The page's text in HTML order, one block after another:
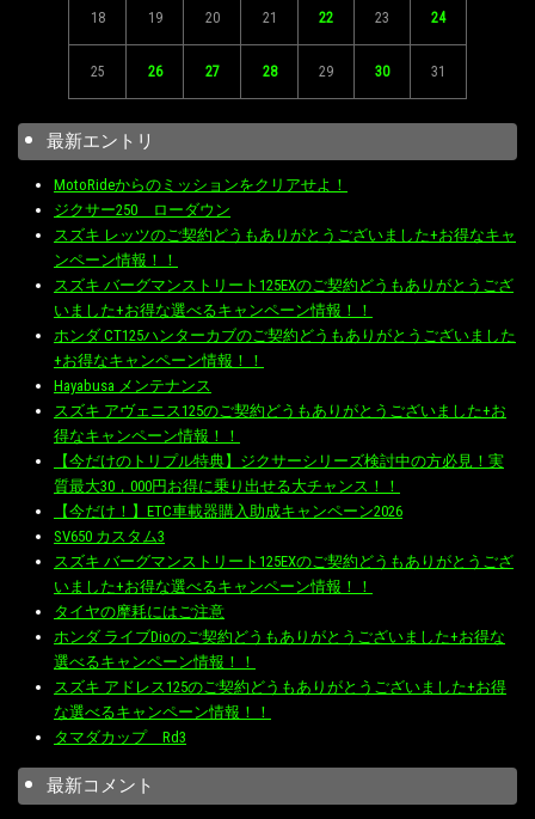
18 19 20 21 22 23 24
25 26 27 28 29 30 31
最新エントリ
MotoRideからのミッションをクリアせよ！
ジクサー250 ローダウン
スズキ レッツのご契約どうもありがとうございました+お得なキャ
ンペーン情報！！
スズキ バーグマンストリート125EXのご契約どうもありがとうござ
いました+お得な選べるキャンペーン情報！！
ホンダ CT125ハンターカブのご契約どうもありがとうございました
+お得なキャンペーン情報！！
Hayabusa メンテナンス
スズキ アヴェニス125のご契約どうもありがとうございました+お
得なキャンペーン情報！！
【今だけのトリプル特典】ジクサーシリーズ検討中の方必見！実
質最大30，000円お得に乗り出せる大チャンス！！
【今だけ！】ETC車載器購入助成キャンペーン2026
SV650 カスタム3
スズキ バーグマンストリート125EXのご契約どうもありがとうござ
いました+お得な選べるキャンペーン情報！！
タイヤの摩耗にはご注意
ホンダ ライブDioのご契約どうもありがとうございました+お得な
選べるキャンペーン情報！！
スズキ アドレス125のご契約どうもありがとうございました+お得
な選べるキャンペーン情報！！
タマダカップ Rd3
最新コメント